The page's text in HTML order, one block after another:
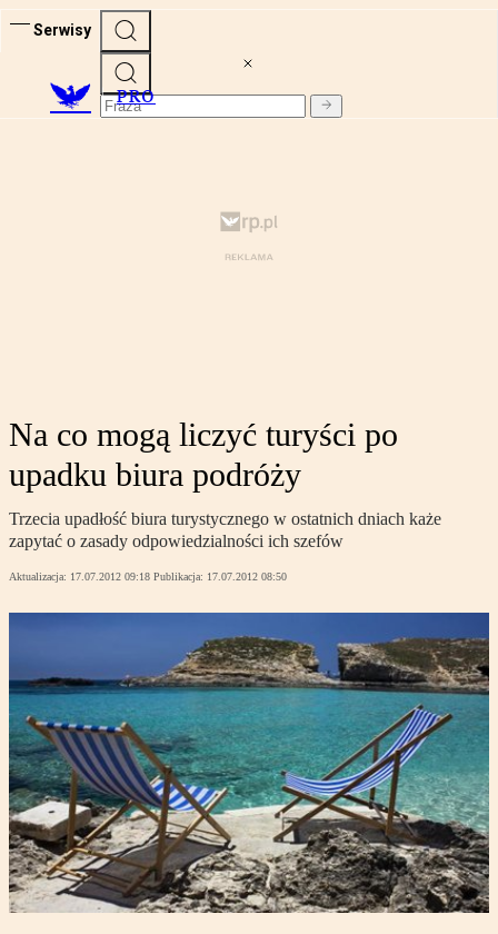
Serwisy
PRO
Na co mogą liczyć turyści po
upadku biura podróży
Trzecia upadłość biura turystycznego w ostatnich dniach każe
zapytać o zasady odpowiedzialności ich szefów
Aktualizacja: 17.07.2012 09:18 Publikacja: 17.07.2012 08:50